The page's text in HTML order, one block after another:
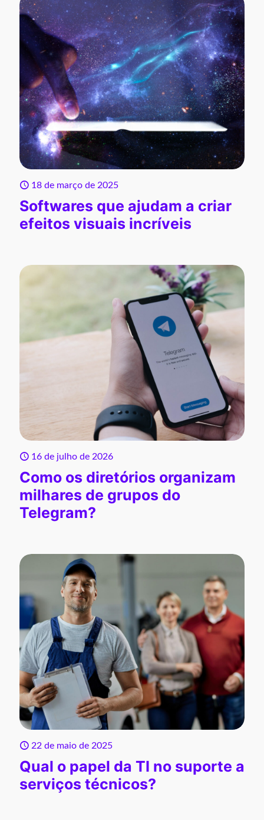
18 de março de 2025
Softwares que ajudam a criar
efeitos visuais incríveis
16 de julho de 2026
Como os diretórios organizam
milhares de grupos do
Telegram?
22 de maio de 2025
Qual o papel da TI no suporte a
serviços técnicos?